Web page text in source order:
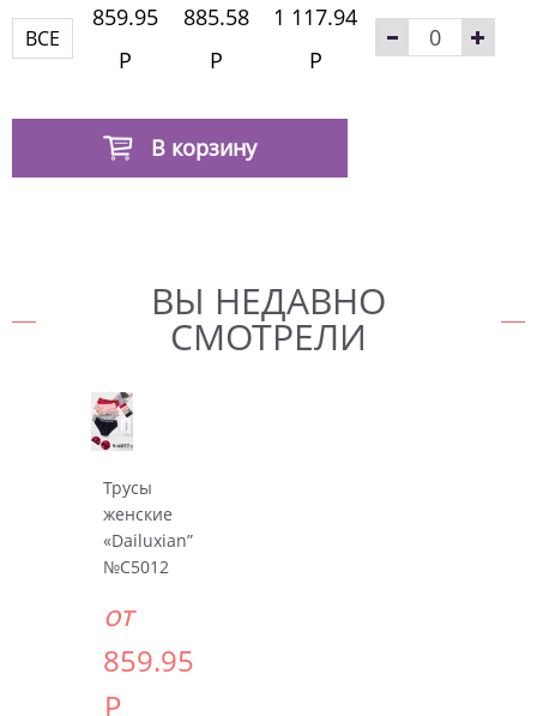
ВСЕ
859.95
Р
885.58
Р
1 117.94
Р
В корзину
ВЫ НЕДАВНО
СМОТРЕЛИ
Трусы
женские
«Dailuxian”
№C5012
от
859.95
Р